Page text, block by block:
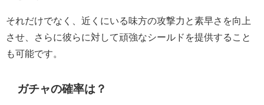
それだけでなく、近くにいる味方の攻撃力と素早さを向上
させ、さらに彼らに対して頑強なシールドを提供すること
も可能です。
ガチャの確率は？